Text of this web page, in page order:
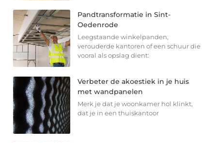
Pandtransformatie in Sint-
Oedenrode
Leegstaande winkelpanden,
verouderde kantoren of een schuur die
vooral als opslag dient:
Verbeter de akoestiek in je huis
met wandpanelen
Merk je dat je woonkamer hol klinkt,
dat je in een thuiskantoor